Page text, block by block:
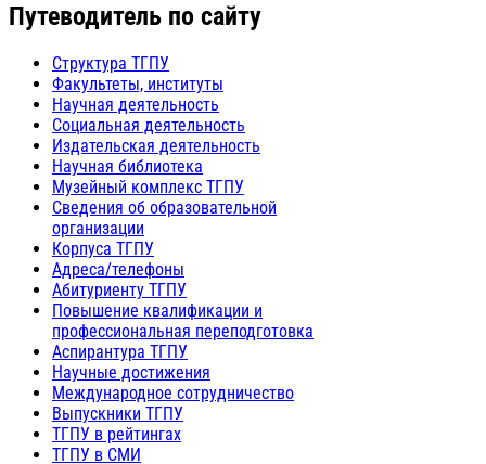
Путеводитель по сайту
Структура ТГПУ
Факультеты, институты
Научная деятельность
Социальная деятельность
Издательская деятельность
Научная библиотека
Музейный комплекс ТГПУ
Сведения об образовательной
организации
Корпуса ТГПУ
Адреса/телефоны
Абитуриенту ТГПУ
Повышение квалификации и
профессиональная переподготовка
Аспирантура ТГПУ
Научные достижения
Международное сотрудничество
Выпускники ТГПУ
ТГПУ в рейтингах
ТГПУ в СМИ